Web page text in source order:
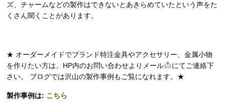
ズ、チャームなどの製作はできないとあきらめていたという声をた
くさん聞くことがあります。
★ オーダーメイドでブランド特注金具やアクセサリー、金属小物
を作りたい方は、HP内のお問い合わせよりメール
にてご連絡下
さい。 ブログでは沢山の製作事例もご覧になれます。★
製作事例は: こちら